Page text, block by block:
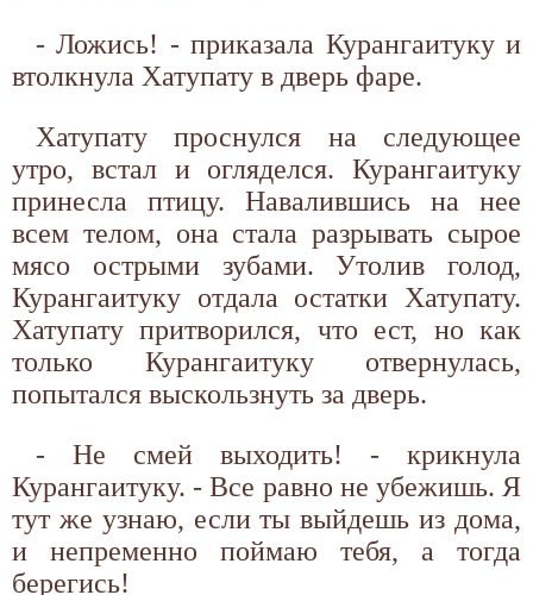
- Ложись! - приказала Курангаитуку и
втолкнула Хатупату в дверь фаре.
Хатупату проснулся на следующее
утро, встал и огляделся. Курангаитуку
принесла птицу. Навалившись на нее
всем телом, она стала разрывать сырое
мясо острыми зубами. Утолив голод,
Курангаитуку отдала остатки Хатупату.
Хатупату притворился, что ест, но как
только Курангаитуку отвернулась,
попытался выскользнуть за дверь.
- Не смей выходить! - крикнула
Курангаитуку. - Все равно не убежишь. Я
тут же узнаю, если ты выйдешь из дома,
и непременно поймаю тебя, а тогда
берегись!